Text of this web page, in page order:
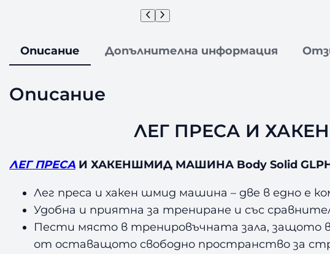
Описание Допълнителна информация
Описание
ЛЕГ ПРЕСА И
ЛЕГ ПРЕСА И ХАКЕНШМИД МАШИНА Body Solid
Лег преса и хакен шмид машина – две в едно е
Удобна и приятна за трениране и със
Пести място в тренировъчната зала,
от оставащото свободно пространство за